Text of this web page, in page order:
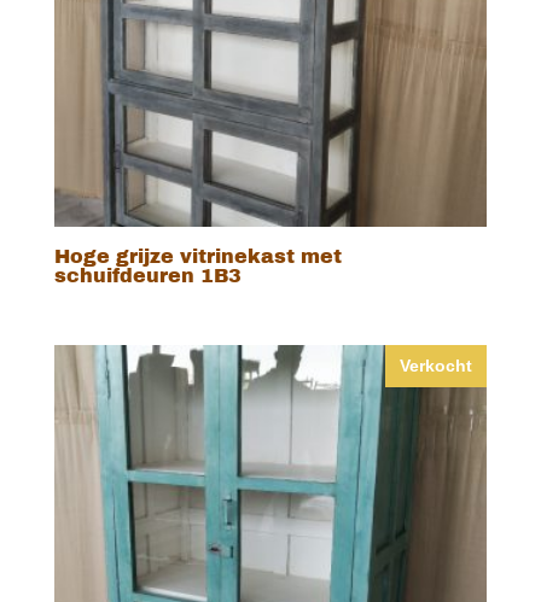
Hoge grijze vitrinekast met
schuifdeuren 1B3
Verkocht